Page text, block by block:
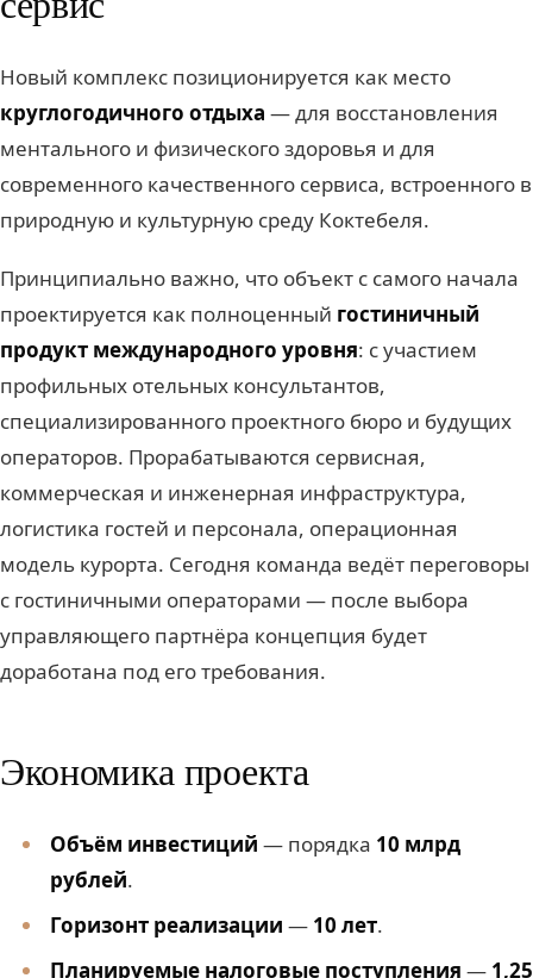
Новый комплекс позиционируется как место
круглогодичного отдыха — для восстановления
ментального и физического здоровья и для
современного качественного сервиса, встроенного в
природную и культурную среду Коктебеля.
Принципиально важно, что объект с самого начала
проектируется как полноценный гостиничный
продукт международного уровня: с участием
профильных отельных консультантов,
специализированного проектного бюро и будущих
операторов. Прорабатываются сервисная,
коммерческая и инженерная инфраструктура,
логистика гостей и персонала, операционная
модель курорта. Сегодня команда ведёт переговоры
с гостиничными операторами — после выбора
управляющего партнёра концепция будет
доработана под его требования.
Экономика проекта
Объём инвестиций — порядка 10 млрд
рублей.
Горизонт реализации — 10 лет.
Планируемые налоговые поступления — 1,25